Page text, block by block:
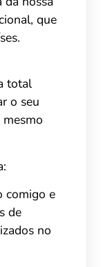
que
total
o seu
comigo e
de
no